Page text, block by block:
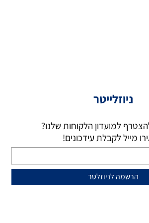
ניוזלייטר
למועדון הלקוחות שלנו?
מייל לקבלת עידכונים!